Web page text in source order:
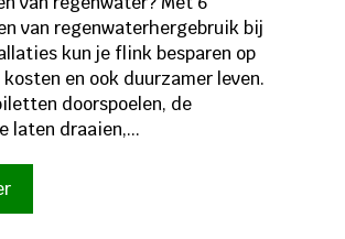
van regenwaterhergebruik bij
kun je flink besparen op
en ook duurzamer leven.
doorspoelen, de
laten draaien,...